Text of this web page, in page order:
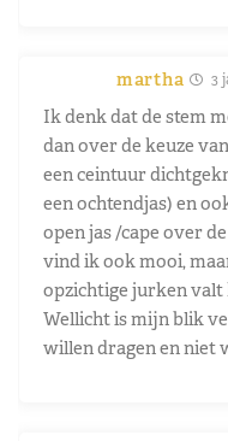
martha 3
Ik denk dat de stem
dan over de keuze
een ceintuur
een ochtendjas) en
open jas /cape over
vind ik ook mooi,
opzichtige jurken valt
Wellicht is mijn blik
willen dragen en niet